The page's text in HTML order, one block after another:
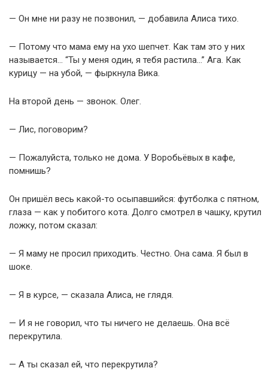
— Он мне ни разу не позвонил, — добавила Алиса тихо.
— Потому что мама ему на ухо шепчет. Как там это у них
называется… “Ты у меня один, я тебя растила…” Ага. Как
курицу — на убой, — фыркнула Вика.
На второй день — звонок. Олег.
— Лис, поговорим?
— Пожалуйста, только не дома. У Воробьёвых в кафе,
помнишь?
Он пришёл весь какой-то осыпавшийся: футболка с пятном,
глаза — как у побитого кота. Долго смотрел в чашку, крутил
ложку, потом сказал:
— Я маму не просил приходить. Честно. Она сама. Я был в
шоке.
— Я в курсе, — сказала Алиса, не глядя.
— И я не говорил, что ты ничего не делаешь. Она всё
перекрутила.
— А ты сказал ей, что перекрутила?